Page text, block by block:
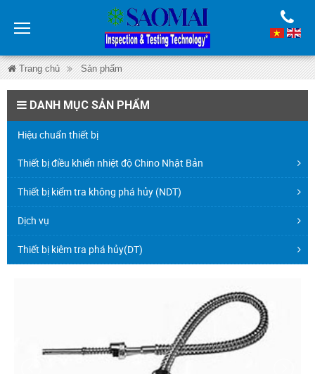
Trang chủ
Sản phẩm
Cảm biến đo nhiệt độ cặp nhiệt điện Thermocouple
DANH MỤC SẢN PHẨM
Hiệu chuẩn thiết bị
Thiết bị điều khiển nhiệt độ Chino Nhật Bản
Thiết bị kiểm tra không phá hủy (NDT)
Dịch vụ
Thiết bị kiêm tra phá hủy(DT)